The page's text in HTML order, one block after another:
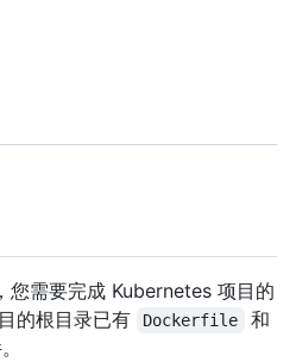
您需要完成 Kubernetes 项目的
的根目录已有
Dockerfile
和